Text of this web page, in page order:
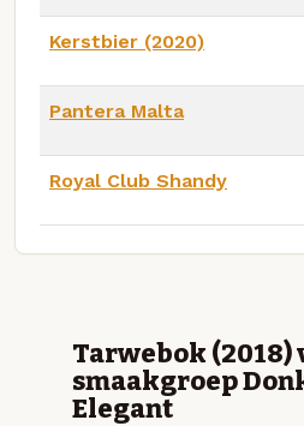
Kerstbier (2020)
Pantera Malta
Royal Club Shandy
Tarwebok (2018)
smaakgroep
Elegant